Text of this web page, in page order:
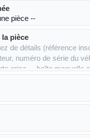
pièce